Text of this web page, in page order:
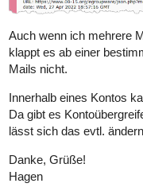
Auch wenn ich mehrere
klappt es ab einer
Mails nicht.
Innerhalb eines Kontos
Da gibt es
lässt sich das evtl.
Danke, Grüße!
Hagen